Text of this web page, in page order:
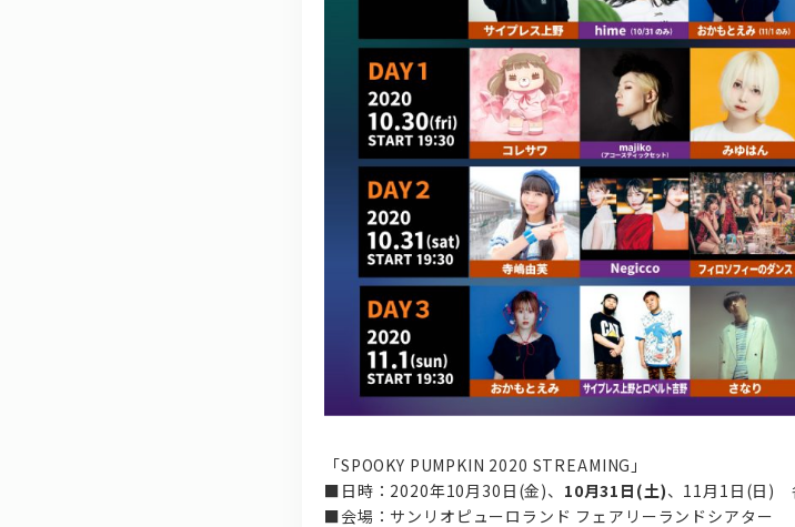
「SPOOKY PUMPKIN 2020 STREAMING」
■日時：2020年10月30日(金)、 10月31日(土)、11月1日(日)
■会場：サンリオピューロランド フェアリーランドシアター